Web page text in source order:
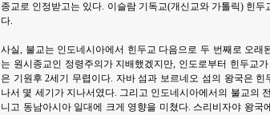
종교로 인정받고는 있다. 이슬람 기독교(개신교와 가톨릭) 힌
다.
사실, 불교는 인도네시아에서 힌두교 다음으로 두 번째로 오
는 원시종교인 정령주의가 지배했겠지만, 인도로부터 힌두교
은 기원후 2세기 무렵이다. 자바 섬과 보르네오 섬의 왕국은
나서 몇 세기가 지나서였다. 그리고 인도네시아에서의 불교의
니고 동남아시아 일대에 크게 영향을 미쳤다. 스리비자야 왕